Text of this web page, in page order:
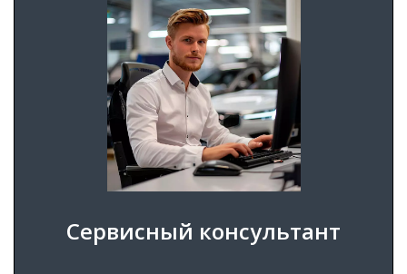
Сервисный консультант
УЧЕНИК АВТОМЕХАНИКА легковых
автомобилей Вольво - должность, на которую
мы ищем сотрудников.
ПОДРОБНЕЕ
ПОДАТЬ ЗАЯВКУ